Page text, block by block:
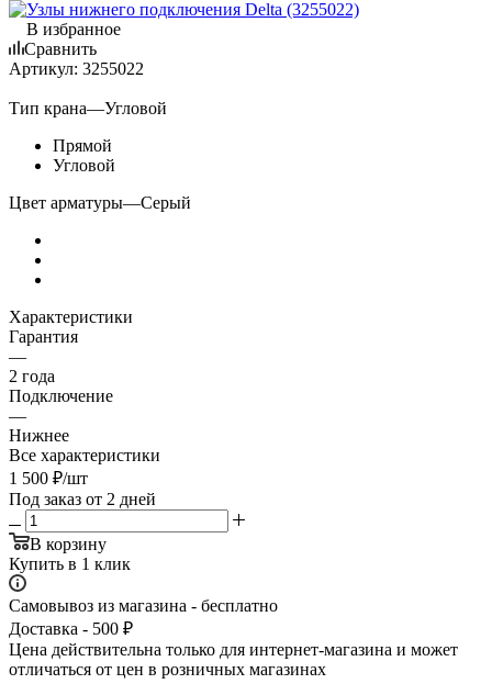
В избранное
Сравнить
Артикул: 3255022
Тип крана—Угловой
Прямой
Угловой
Цвет арматуры—Серый
Характеристики
Гарантия
—
2 года
Подключение
—
Нижнее
Все характеристики
1 500 ₽/шт
Под заказ от 2 дней
В корзину
Купить в 1 клик
Самовывоз из магазина - бесплатно
Доставка - 500 ₽
Цена действительна только для интернет-магазина и может
отличаться от цен в розничных магазинах